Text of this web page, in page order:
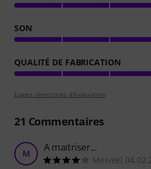
SON
QUALITÉ DE FABRICATION
Lignes directrices d'évaluation
21 Commentaires
M A maitriser...
Melveel